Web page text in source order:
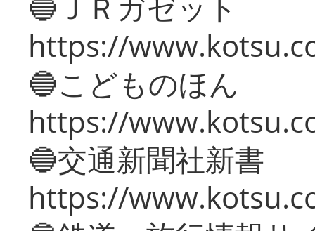
https://
🔵こどものほん
https://
🔵交通新聞社新書
https://